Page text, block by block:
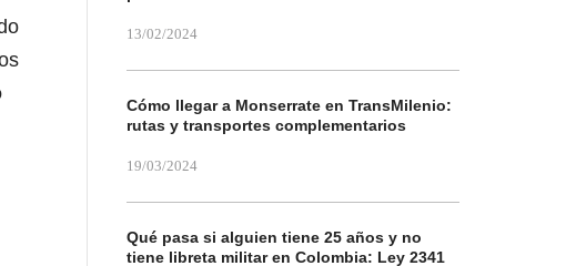
13/02/2024
Cómo llegar a Monserrate en TransMilenio:
rutas y transportes complementarios
19/03/2024
Qué pasa si alguien tiene 25 años y no
tiene libreta militar en Colombia: Ley 2341